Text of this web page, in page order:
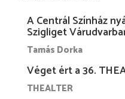
A Centrál Színház
Szigliget
Tamás Dorka
Véget ért a 36.
THEALTER